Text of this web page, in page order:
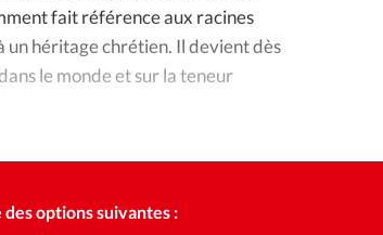
Nous contacter
Emploi
fait référence aux racines
un héritage chrétien. Il devient dès
le monde et sur la teneur
options suivantes :